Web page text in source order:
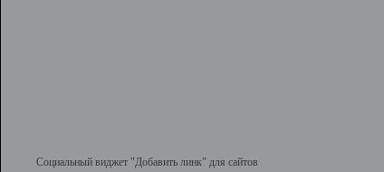
Социальный виджет "Добавить линк" для сайтов